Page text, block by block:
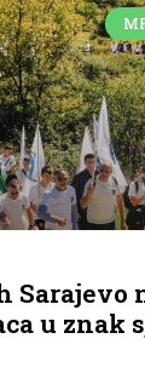
Sarajevo
u znak